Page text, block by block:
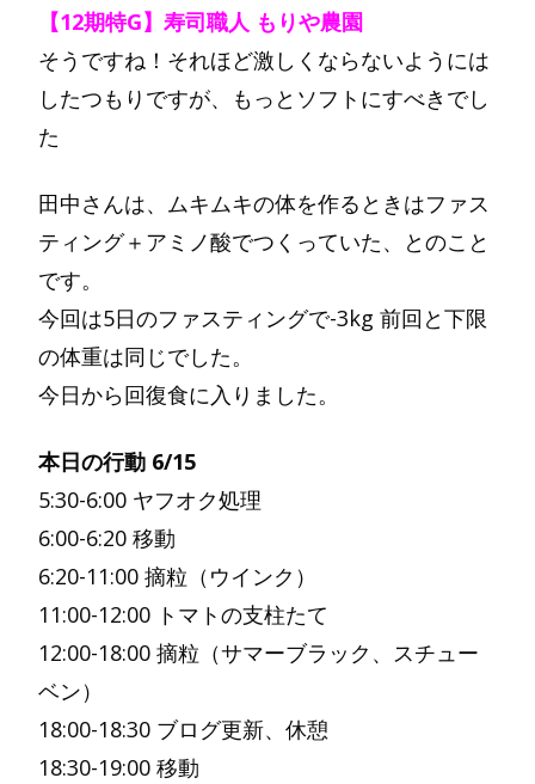
【12期特G】寿司職人 もりや農園
そうですね！それほど激しくならないようには
したつもりですが、もっとソフトにすべきでし
た
田中さんは、ムキムキの体を作るときはファス
ティング＋アミノ酸でつくっていた、とのこと
です。
今回は5日のファスティングで-3kg 前回と下限
の体重は同じでした。
今日から回復食に入りました。
本日の行動 6/15
5:30-6:00 ヤフオク処理
6:00-6:20 移動
6:20-11:00 摘粒（ウインク）
11:00-12:00 トマトの支柱たて
12:00-18:00 摘粒（サマーブラック、スチュー
ベン）
18:00-18:30 ブログ更新、休憩
18:30-19:00 移動